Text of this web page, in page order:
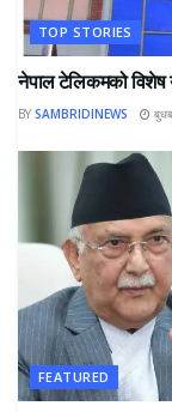
TOP STORIES
नेपाल टेलिकमको विशेष
BY SAMBRIDINEWS
FEATURED